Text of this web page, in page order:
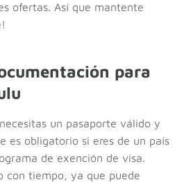
ofertas. Así que mantente
para
un pasaporte válido y
es obligatorio si eres de un país
de exención de visa.
con tiempo, ya que puede